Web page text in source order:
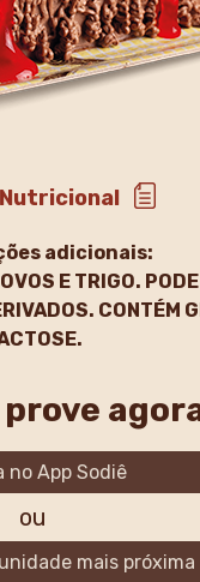
adicionais:
E TRIGO.
CONTÉM
no App Sodiê
ou
mais próxima